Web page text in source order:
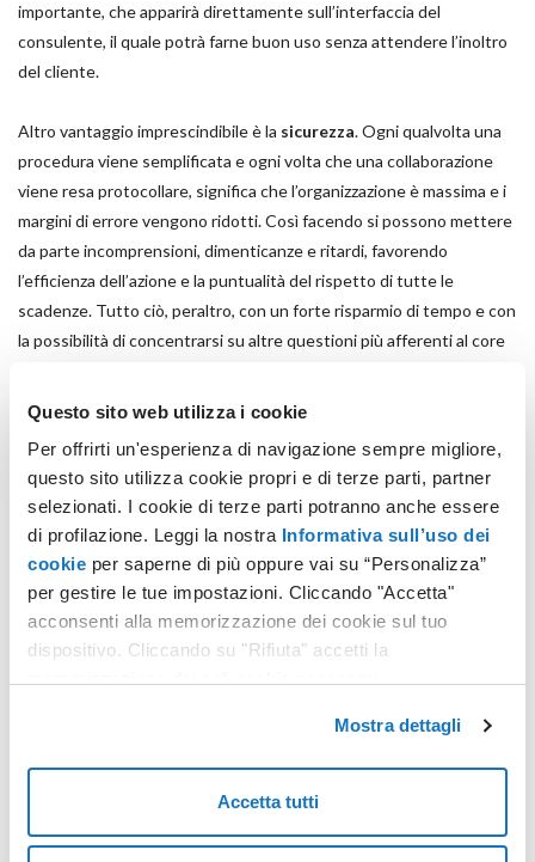
Questo sito web utilizza i cookie
Per offrirti un'esperienza di navigazione sempre migliore,
questo sito utilizza cookie propri e di terze parti, partner
selezionati. I cookie di terze parti potranno anche essere
di profilazione. Leggi la nostra Informativa sull’uso dei
cookie per saperne di più oppure vai su “Personalizza”
per gestire le tue impostazioni. Cliccando "Accetta"
acconsenti alla memorizzazione dei cookie sul tuo
dispositivo. Cliccando su "Rifiuta" accetti la
Mostra dettagli
Accetta tutti
importante, che apparirà direttamente sull’interfaccia del
consulente, il quale potrà farne buon uso senza attendere l’inoltro
del cliente.
Altro vantaggio imprescindibile è la sicurezza. Ogni qualvolta una
procedura viene semplificata e ogni volta che una collaborazione
viene resa protocollare, significa che l’organizzazione è massima e i
margini di errore vengono ridotti. Così facendo si possono mettere
da parte incomprensioni, dimenticanze e ritardi, favorendo
l’efficienza dell’azione e la puntualità del rispetto di tutte le
scadenze. Tutto ciò, peraltro, con un forte risparmio di tempo e con
la possibilità di concentrarsi su altre questioni più afferenti al core
amministrare in modo centralizzato i permessi accordati al
commercialista, ma è di grandissimo vantaggio anche per il
commercialista stesso perché gli consente di gestire tutti i propri
clienti da una piattaforma unica, con interfaccia semplificata e
gratuita e con la piena centralizzazione di ogni opzione disponibile
(sulla base delle deleghe individualmente accordate dalle singole
aziende).
. Gratuita è anche la funzionalità di
tra le soluzioni di Aruba si caratterizzano per un utilizzo di tipo